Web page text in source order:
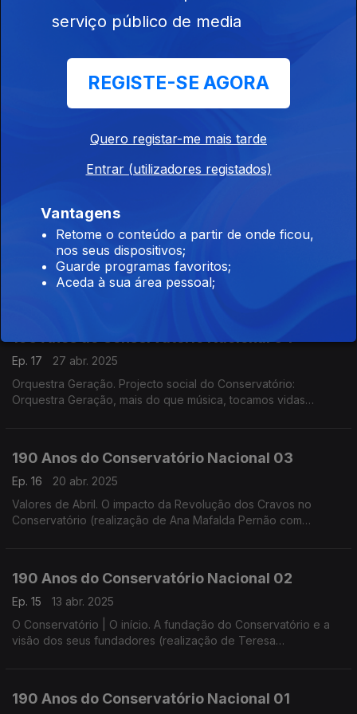
Retratos do Conservatório Nacional II (realização de Rosa
Retratos do Conservatório Nacional I (realização de Rosa
190 Anos do Conservatório Nacional 05
04 mai. 2025
Grandes intérpretes (realização de Rosa Rocha Pinto e Tiago
Derriça)
Ep. 17
27 abr. 2025
Orquestra Geração. Projecto social do Conservatório:
Orquestra Geração, mais do que música, tocamos vidas
190 Anos do Conservatório Nacional 03
Ep. 16
20 abr. 2025
Valores de Abril. O impacto da Revolução dos Cravos no
Conservatório (realização de Ana Mafalda Pernão com
190 Anos do Conservatório Nacional 02
Ep. 15
13 abr. 2025
O Conservatório | O início. A fundação do Conservatório e a
visão dos seus fundadores (realização de Teresa
190 Anos do Conservatório Nacional 01
serviço público de media
REGISTE-SE AGORA
Quero registar-me mais tarde
Entrar (utilizadores registados)
Vantagens
Retome o conteúdo a partir de onde ficou,
nos seus dispositivos;
Guarde programas favoritos;
Aceda à sua área pessoal;